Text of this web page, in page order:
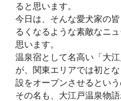
ると思います。
今日は、そんな愛犬家の
るくなるような素敵なニ
思います。
温泉宿として名高い「大
が、関東エリアでは初と
設をオープンさせるという
その名も、大江戸温泉物